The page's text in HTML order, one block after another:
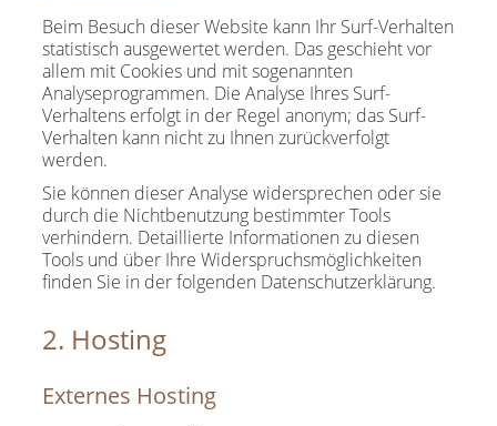
Beim Besuch dieser Website kann Ihr Surf-Verhalten
statistisch ausgewertet werden. Das geschieht vor
allem mit Cookies und mit sogenannten
Analyseprogrammen. Die Analyse Ihres Surf-
Verhaltens erfolgt in der Regel anonym; das Surf-
Verhalten kann nicht zu Ihnen zurückverfolgt
werden.
Sie können dieser Analyse widersprechen oder sie
durch die Nichtbenutzung bestimmter Tools
verhindern. Detaillierte Informationen zu diesen
Tools und über Ihre Widerspruchsmöglichkeiten
finden Sie in der folgenden Datenschutzerklärung.
2. Hosting
Externes Hosting